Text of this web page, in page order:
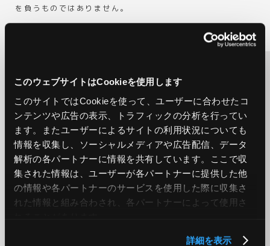
このウェブサイトはCookieを使用します
このサイトではCookieを使って、ユーザーに合わせたコ
ンテンツや広告の表示、トラフィックの分析を行ってい
ます。またユーザーによるサイトの利用状況についても
情報を収集し、ソーシャルメディアや広告配信、データ
解析の各パートナーに情報を共有しています。ここで収
集された情報は、ユーザーが各パートナーに提供した他
の情報や各パートナーのサービスを使用した際に収集さ
れた情報と組み合わされ、各パートナーによって使用さ
詳細を表示
を負うものではありません。
当ウェブサイトに掲載している情報の一部には、将来の業績
績を保証するものではなく、リスクや不確実性を内包するも
のです。将来の業績は環境の変化などにより、実際の結果と
異なる可能性があることにご留意ください。
当ウェブサイトの運用に関して
当ウェブサイトは予告なしに運営の中断、中止や内容の変更
を行うことがあります。
また、通信環境やお客様のコンピュータの状況、その他の理
由により当ウェブサイトを正常に利用できない場合がありま
す。これらによって生じた如何なるトラブル・損失・損害に
対しても責任を負うものではないことを予めご了承くださ